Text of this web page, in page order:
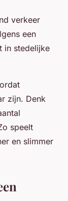
verkeer
een
in stedelijke
zijn. Denk
speelt
en slimmer